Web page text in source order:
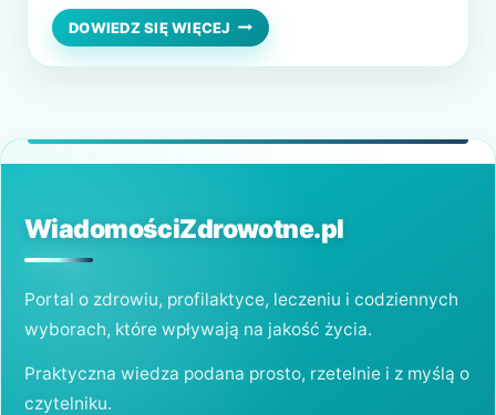
szybko „rozłożyć” organizm na kilka dni, a
nawet tygodni. Dlatego kluczowe jest, aby
przeziębienie…
DOWIEDZ SIĘ WIĘCEJ JAK
PORADZIĆ
SOBIE
WiadomościZdrowotne.pl
Portal o zdrowiu, profilaktyce, leczeniu i codziennych
wyborach, które wpływają na jakość życia.
Praktyczna wiedza podana prosto, rzetelnie i z myślą o
czytelniku.